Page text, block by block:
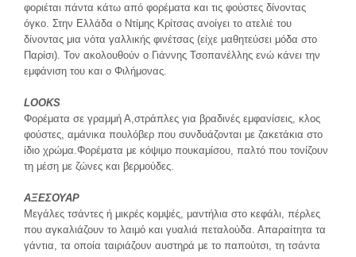
φοριέται πάντα κάτω από φορέματα και τις φούστες δίνοντας
όγκο. Στην Ελλάδα ο Ντίμης Κρίτσας ανοίγει το ατελιέ του
δίνοντας μια νότα γαλλικής φινέτσας (είχε μαθητεύσει μόδα στο
Παρίσι). Τον ακολουθούν ο Γιάννης Τσοπανέλλης ενώ κάνει την
εμφάνιση του και ο Φιλήμονας.
LOOKS
Φορέματα σε γραμμή Α,στράπλες για βραδινές εμφανίσεις, κλος
φούστες, αμάνικα πουλόβερ που συνδυάζονται με ζακετάκια στο
ίδιο χρώμα.Φορέματα με κόψιμο πουκαμίσου, παλτό που τονίζουν
τη μέση με ζώνες και βερμούδες.
ΑΞΕΣΟΥΑΡ
Μεγάλες τσάντες ή μικρές κομψές, μαντήλια στο κεφάλι, πέρλες
που αγκαλιάζουν το λαιμό και γυαλιά πεταλούδα. Απαραίτητα τα
γάντια, τα οποία ταιριάζουν αυστηρά με το παπούτσι, τη τσάντα